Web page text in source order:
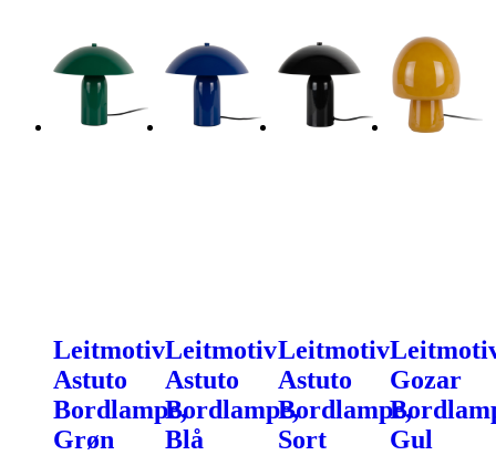
Leitmotiv
Astuto
Bordlampe,
Grøn
Leitmotiv
Astuto
Bordlampe,
Blå
Leitmotiv
Astuto
Bordlampe,
Sort
Gozar
Gul